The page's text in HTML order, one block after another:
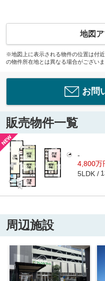
地図ア
※地図上に表示される物件の位置は付
の物件所在地とは異なる場合がございま
お問
販売物件一覧
-
4,800万
5LDK
周辺施設